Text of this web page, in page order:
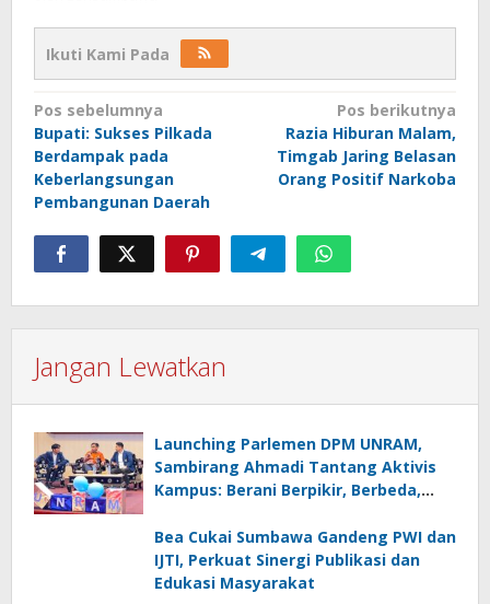
Ikuti Kami Pada
Navigasi
pos
Pos sebelumnya
Bupati: Sukses Pilkada
Berdampak pada
Keberlangsungan
Pembangunan Daerah
Pos berikutnya
Razia Hiburan Malam,
Timgab Jaring Belasan
Orang Positif Narkoba
Jangan Lewatkan
Launching Parlemen DPM UNRAM,
Sambirang Ahmadi Tantang Aktivis
Kampus: Berani Berpikir, Berbeda,
Bea Cukai Sumbawa Gandeng PWI dan
IJTI, Perkuat Sinergi Publikasi dan
Edukasi Masyarakat